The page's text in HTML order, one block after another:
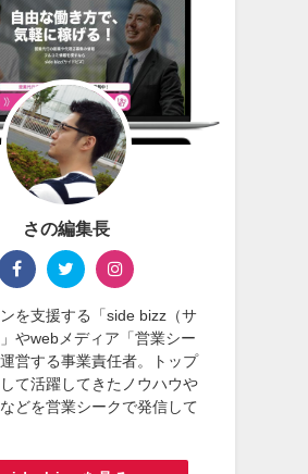
さの編集長
を支援する「side bizz（サ
やwebメディア「営業シー
営する事業責任者。トップ
て活躍してきたノウハウや
どを営業シークで発信して